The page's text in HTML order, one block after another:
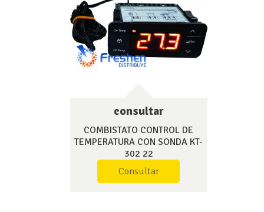
consultar
COMBISTATO CONTROL DE
TEMPERATURA CON SONDA KT-
302 22
Consultar